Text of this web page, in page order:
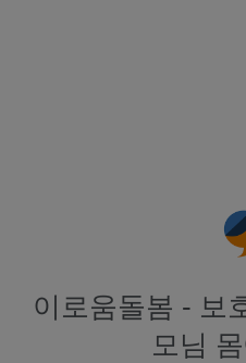
이로움돌봄 - 보
모님